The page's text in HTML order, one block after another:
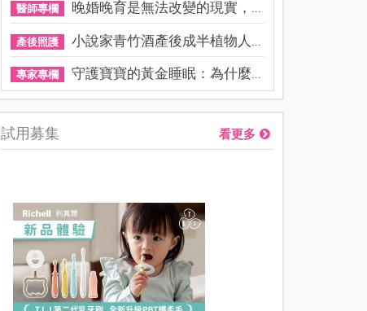
醫師專欄 晚婚晚育是無法改變的現實，...
產後照護 小說家青竹酒產後成半植物人...
專家專欄 守護寶寶的黃金睡眠：為什麼...
試用募集 看更多